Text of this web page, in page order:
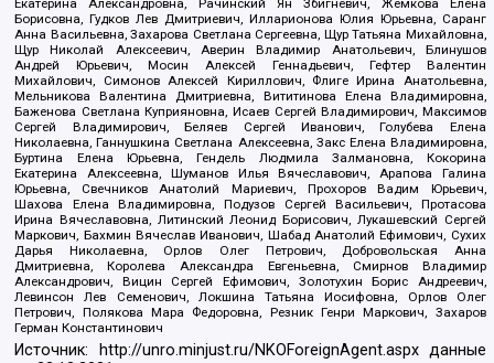
Екатерина Александровна, Рачинский Ян Збигневич, Жемкова Елена
Борисовна, Гудков Лев Дмитриевич, Илларионова Юлия Юрьевна, Саранг
Анна Васильевна, Захарова Светлана Сергеевна, Щур Татьяна Михайловна,
Щур Николай Алексеевич, Аверин Владимир Анатольевич, Блинушов
Андрей Юрьевич, Мосин Алексей Геннадьевич, Гефтер Валентин
Михайлович, Симонов Алексей Кириллович, Флиге Ирина Анатольевна,
Мельникова Валентина Дмитриевна, Вититинова Елена Владимировна,
Баженова Светлана Куприяновна, Исаев Сергей Владимирович, Максимов
Сергей Владимирович, Беляев Сергей Иванович, Голубева Елена
Николаевна, Ганнушкина Светлана Алексеевна, Закс Елена Владимировна,
Буртина Елена Юрьевна, Гендель Людмила Залмановна, Кокорина
Екатерина Алексеевна, Шуманов Илья Вячеславович, Арапова Галина
Юрьевна, Свечников Анатолий Мариевич, Прохоров Вадим Юрьевич,
Шахова Елена Владимировна, Подузов Сергей Васильевич, Протасова
Ирина Вячеславовна, Литинский Леонид Борисович, Лукашевский Сергей
Маркович, Бахмин Вячеслав Иванович, Шабад Анатолий Ефимович, Сухих
Дарья Николаевна, Орлов Олег Петрович, Добровольская Анна
Дмитриевна, Королева Александра Евгеньевна, Смирнов Владимир
Александрович, Вицин Сергей Ефимович, Золотухин Борис Андреевич,
Левинсон Лев Семенович, Локшина Татьяна Иосифовна, Орлов Олег
Петрович, Полякова Мара Федоровна, Резник Генри Маркович, Захаров
Герман Константинович
Источник: http://unro.minjust.ru/NKOForeignAgent.aspxданные